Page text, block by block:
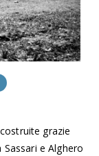
grazie
e Alghero